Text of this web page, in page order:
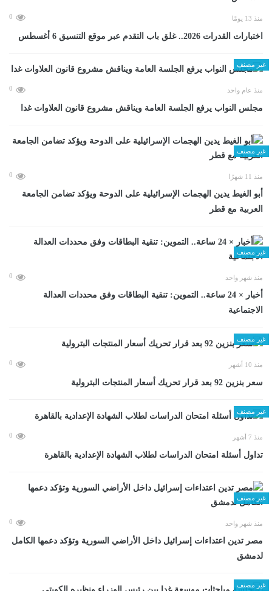
منذ 13 يومًا 0
اختبارات القدرات 2026.. غلق باب التقدم عبر موقع التنسيق 6 أغسطس
غير مصنف
منذ عام واحد 0
مجلس النواب يرفع الجلسة العامة ويناقش مشروع قانون العلاوات غدا
غير مصنف
منذ 11 شهرًا 0
أبو الغيط يدين الهجمات الإسرائيلية على الدوحة ويؤكد تضامن الجامعة
العربية مع قطر
غير مصنف
منذ شهر واحد 0
أخبار × 24 ساعة.. التموين: تنقية البطاقات وفق محددات العدالة
الاجتماعية
غير مصنف
منذ 10 أشهر 0
سعر بنزين 92 بعد قرار تحريك أسعار المنتجات البترولية
غير مصنف
منذ 7 أشهر 0
تداول أسئلة امتحان الدراسات لطلاب الشهادة الإعدادية بالقاهرة
غير مصنف
منذ شهر واحد 0
مصر تدين اعتداءات إسرائيل داخل الأراضي السورية وتؤكد دعمها الكامل
لدمشق
غير مصنف